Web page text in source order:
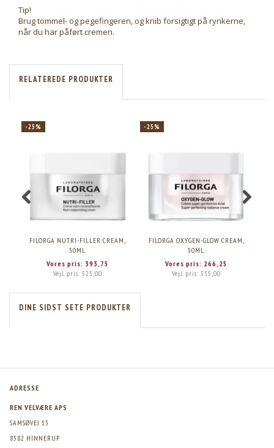
Tip!
Brug tommel- og pegefingeren, og knib forsigtigt på rynkerne,
når du har påført cremen.
RELATEREDE PRODUKTER
-25%
FILORGA NUTRI-FILLER CREAM,
50ML.
Vores pris: 393,75
Vejl. pris: 525,00
-25%
FILORGA OXYGEN-GLOW CREAM,
50ML.
Vores pris: 266,25
Vejl. pris: 355,00
DINE SIDST SETE PRODUKTER
ADRESSE
REN VELVÆRE APS
SAMSØVEJ 13
8382 HINNERUP